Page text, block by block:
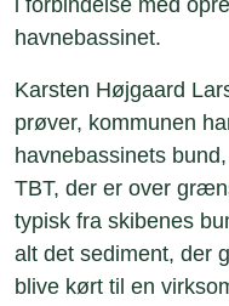
havnebassinet.
Karsten Højgaard
prøver, kommunen
havnebassinets
TBT, der er over
typisk fra skibenes
alt det sediment, der
blive kørt til en